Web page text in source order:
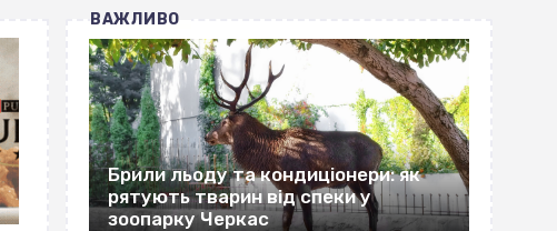
ВАЖЛИВО
Брили льоду та кондиціонери: як
рятують тварин від спеки у
зоопарку Черкас